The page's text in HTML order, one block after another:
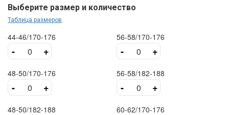
Выберите размер и количество
Таблица размеров
44-46/170-176
- +
48-50/170-176
- +
48-50/182-188
56-58/170-176
- +
56-58/182-188
- +
60-62/170-176